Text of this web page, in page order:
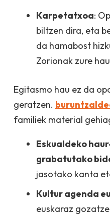
Karpetatxoa:
biltzen dira, eta
da hamabost
Zorionak zure
Egitasmo hau ez da
geratzen.
familiek material
Eskualdeko
grabatutako
jasotako kanta
Kultur agenda
euskaraz